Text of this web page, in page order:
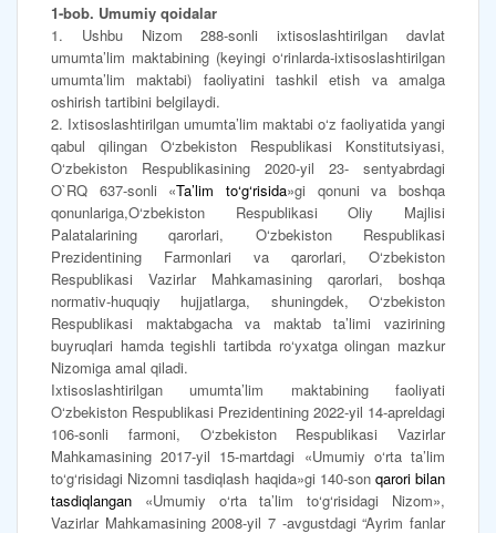
1-bob. Umumiy qoidalar
1. Ushbu Nizom 288-sonli ixtisoslashtirilgan davlat
umumta’lim maktabining (keyingi o‘rinlarda-ixtisoslashtirilgan
umumta’lim maktabi) faoliyatini tashkil etish va amalga
oshirish tartibini belgilaydi.
2. Ixtisoslashtirilgan umumta’lim maktabi o‘z faoliyatida yangi
qabul qilingan O‘zbekiston Respublikasi Konstitutsiyasi,
O‘zbekiston Respublikasining 2020-yil 23- sentyabrdagi
O`RQ 637-sonli «Ta’lim to‘g‘risida»gi qonuni va boshqa
qonunlariga,O‘zbekiston Respublikasi Oliy Majlisi
Palatalarining qarorlari, O‘zbekiston Respublikasi
Prezidentining Farmonlari va qarorlari, O‘zbekiston
Respublikasi Vazirlar Mahkamasining qarorlari, boshqa
normativ-huquqiy hujjatlarga, shuningdek, O‘zbekiston
Respublikasi maktabgacha va maktab ta’limi vazirining
buyruqlari hamda tegishli tartibda ro‘yxatga olingan mazkur
Nizomiga amal qiladi.
Ixtisoslashtirilgan umumta’lim maktabining faoliyati
O‘zbekiston Respublikasi Prezidentining 2022-yil 14-apreldagi
106-sonli farmoni, O‘zbekiston Respublikasi Vazirlar
Mahkamasining 2017-yil 15-martdagi «Umumiy o‘rta ta’lim
to‘g‘risidagi Nizomni tasdiqlash haqida»gi 140-son qarori bilan
tasdiqlangan «Umumiy o‘rta ta’lim to‘g‘risidagi Nizom»,
Vazirlar Mahkamasining 2008-yil 7 -avgustdagi “Ayrim fanlar